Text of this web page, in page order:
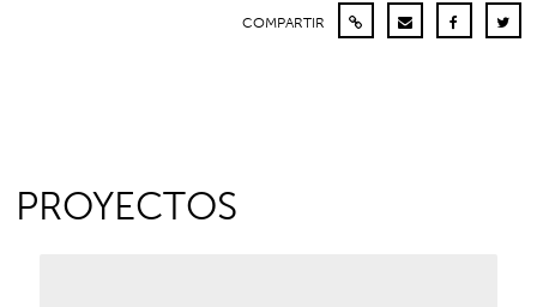
COMPARTIR
PROYECTOS